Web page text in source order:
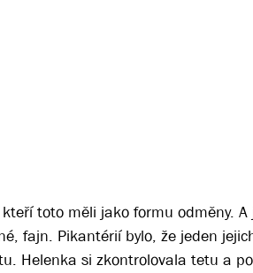
toto měli jako formu odměny. A
fajn. Pikantérií bylo, že jeden
Helenka si zkontrolovala tetu a